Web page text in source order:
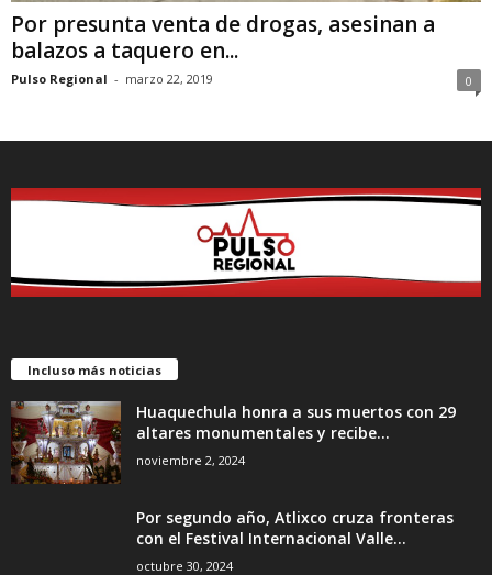
Por presunta venta de drogas, asesinan a
balazos a taquero en...
Pulso Regional - marzo 22, 2019 0
Incluso más noticias
Huaquechula honra a sus muertos con 29
altares monumentales y recibe...
noviembre 2, 2024
Por segundo año, Atlixco cruza fronteras
con el Festival Internacional Valle...
octubre 30, 2024